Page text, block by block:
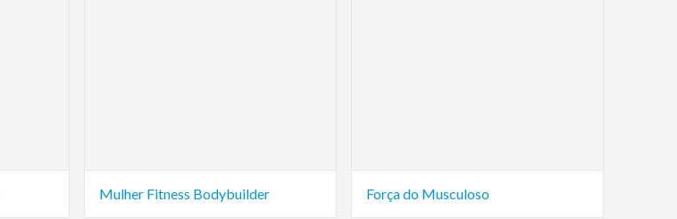
Mulher Fitness Bodybuilder Força do Musculoso